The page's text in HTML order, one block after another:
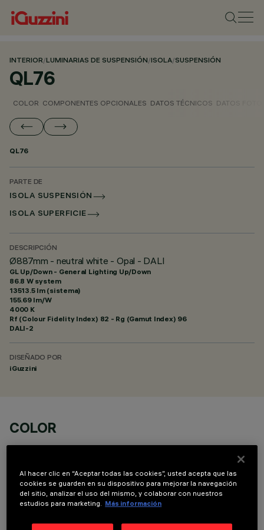
INTERIOR/LUMINARIAS DE SUSPENSIÓN/ISOLA/SUSPENSIÓN
QL76
COLOR COMPONENTES OPCIONALES DATOS TÉCNICOS DATOS
QL76
PARTE DE
ISOLA SUSPENSIÓN
ISOLA SUPERFICIE
DESCRIPCIÓN
Ø887mm - neutral white - Opal - DALI
GL Up/Down - General Lighting Up/Down
86.8 W system
13513.5 lm (sistema)
155.69 lm/W
4000 K
Rf (Colour Fidelity Index) 82 - Rg (Gamut Index) 96
DALI-2
DISEÑADO POR
iGuzzini
COLOR
COMPONENTES OPCIONALES
Al hacer clic en “Aceptar todas las cookies”, usted acepta que las
cookies se guarden en su dispositivo para mejorar la navegación
del sitio, analizar el uso del mismo, y colaborar con nuestros
estudios para marketing. Más información